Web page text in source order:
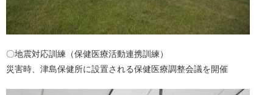
〇地震対応訓練（保健医療活動連携訓練）
災害時、津島保健所に設置される保健医療調整会議を開催